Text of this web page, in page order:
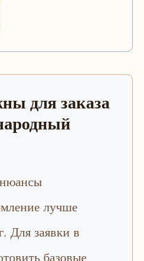
для заказа
лучше
Для заявки в
базовые